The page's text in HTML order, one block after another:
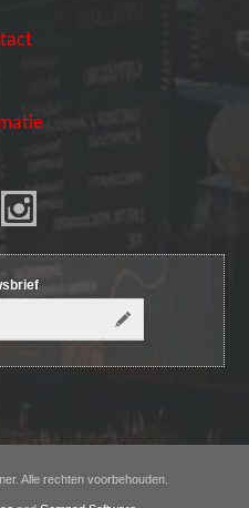
Alle rechten voorbehouden.